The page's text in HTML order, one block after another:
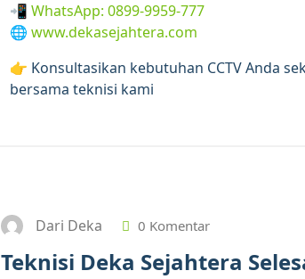
📲 WhatsApp: 0899-9959-777
🌐 www.dekasejahtera.com
👉 Konsultasikan kebutuhan CCTV Anda
bersama teknisi kami
Dari Deka 0 Komentar
Teknisi Deka Sejahtera